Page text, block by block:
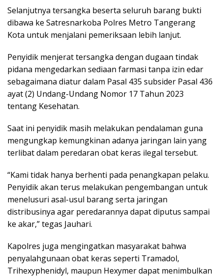
Selanjutnya tersangka beserta seluruh barang bukti
dibawa ke Satresnarkoba Polres Metro Tangerang
Kota untuk menjalani pemeriksaan lebih lanjut.
Penyidik menjerat tersangka dengan dugaan tindak
pidana mengedarkan sediaan farmasi tanpa izin edar
sebagaimana diatur dalam Pasal 435 subsider Pasal 436
ayat (2) Undang-Undang Nomor 17 Tahun 2023
tentang Kesehatan.
Saat ini penyidik masih melakukan pendalaman guna
mengungkap kemungkinan adanya jaringan lain yang
terlibat dalam peredaran obat keras ilegal tersebut.
“Kami tidak hanya berhenti pada penangkapan pelaku.
Penyidik akan terus melakukan pengembangan untuk
menelusuri asal-usul barang serta jaringan
distribusinya agar peredarannya dapat diputus sampai
ke akar,” tegas Jauhari.
Kapolres juga mengingatkan masyarakat bahwa
penyalahgunaan obat keras seperti Tramadol,
Trihexyphenidyl, maupun Hexymer dapat menimbulkan